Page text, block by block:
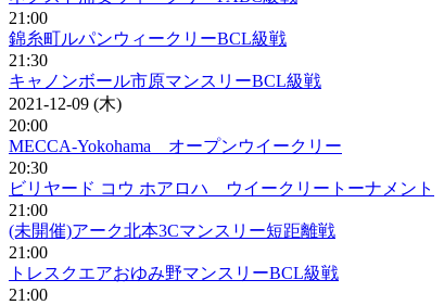
21:00
錦糸町ルパンウィークリーBCL級戦
21:30
キャノンボール市原マンスリーBCL級戦
2021-12-09 (木)
20:00
MECCA-Yokohama オープンウイークリー
20:30
ビリヤード コウ ホアロハ ウイークリートーナメント
21:00
(未開催)アーク北本3Cマンスリー短距離戦
21:00
トレスクエアおゆみ野マンスリーBCL級戦
21:00